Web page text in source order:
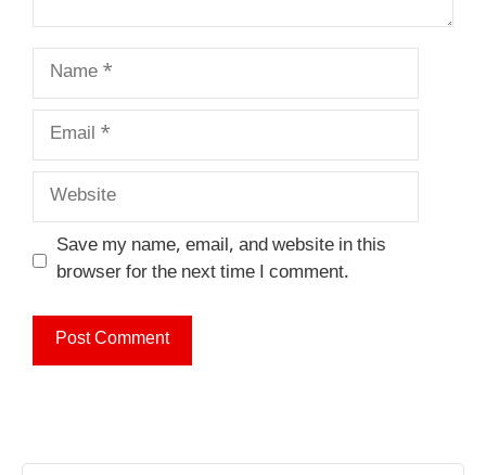
Name
Email
Website
Save my name, email, and website in this
browser for the next time I comment.